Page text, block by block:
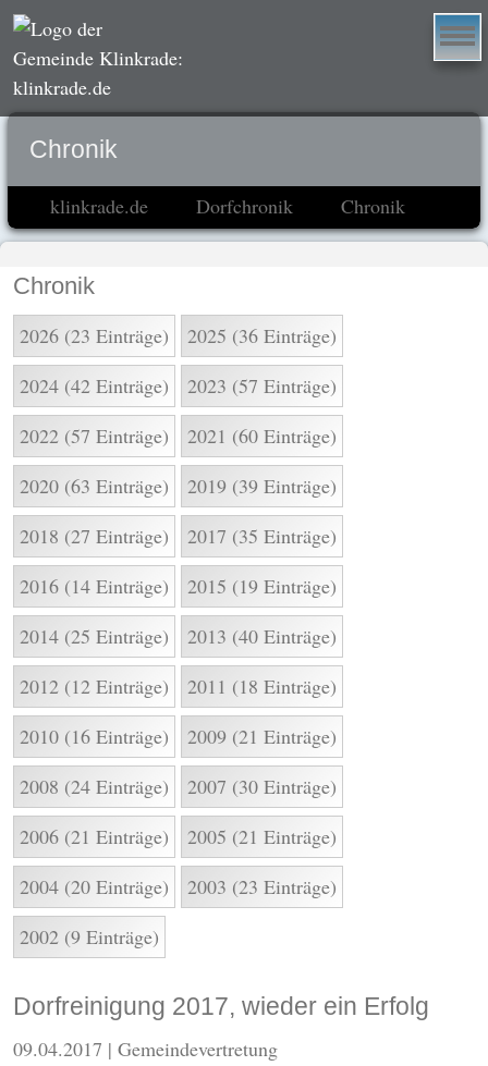
Chronik
klinkrade.de Dorfchronik Chronik
Chronik
2026 (23 Einträge)
2025 (36 Einträge)
2024 (42 Einträge)
2023 (57 Einträge)
2022 (57 Einträge)
2021 (60 Einträge)
2020 (63 Einträge)
2019 (39 Einträge)
2018 (27 Einträge)
2017 (35 Einträge)
2016 (14 Einträge)
2015 (19 Einträge)
2014 (25 Einträge)
2013 (40 Einträge)
2012 (12 Einträge)
2011 (18 Einträge)
2010 (16 Einträge)
2009 (21 Einträge)
2008 (24 Einträge)
2007 (30 Einträge)
2006 (21 Einträge)
2005 (21 Einträge)
2004 (20 Einträge)
2003 (23 Einträge)
2002 (9 Einträge)
Dorfreinigung 2017, wieder ein Erfolg
09.04.2017 | Gemeindevertretung